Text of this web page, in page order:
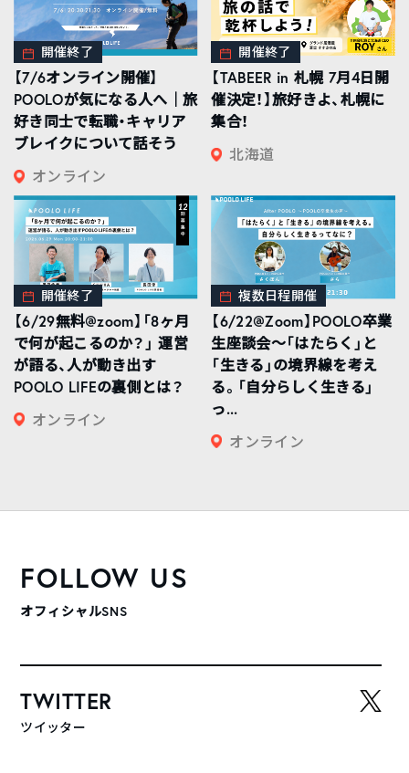
開催終了
【7/6オンライン開催】
POOLOが気になる人へ｜旅
好き同士で転職・キャリア
ブレイクについて話そう
オンライン
開催終了
【TABEER in 札幌 7月4日開
催決定！】旅好きよ、札幌に
集合！
北海道
開催終了
【6/29無料@zoom】「8ヶ月
で何が起こるのか？」 運営
が語る、人が動き出す
POOLO LIFEの裏側とは？
オンライン
複数日程開催
【6/22@Zoom】POOLO卒業
生座談会〜「はたらく」と
「生きる」の境界線を考え
る。「自分らしく生きる」
っ...
オンライン
FOLLOW US
オフィシャルSNS
TWITTER
ツイッター